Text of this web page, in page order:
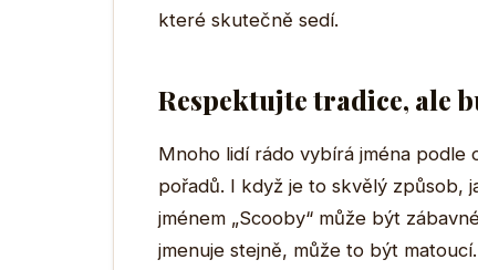
které skutečně sedí.
Respektujte tradice, ale
Mnoho lidí rádo vybírá jména
pořadů. I když je to skvělý způsob,
jménem „Scooby“ může být
jmenuje stejně, může to být